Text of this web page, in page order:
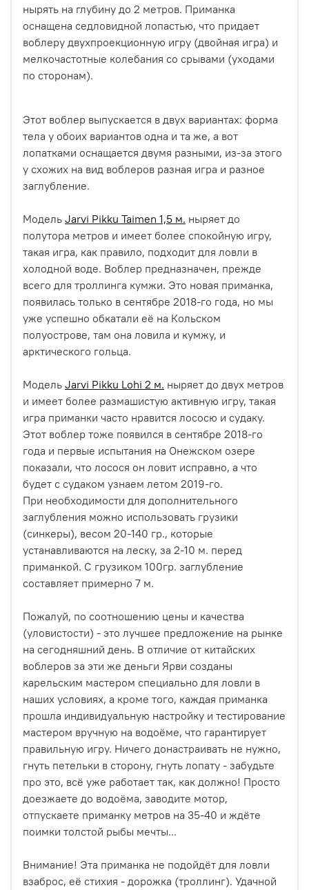
нырять на глубину до 2 метров. Приманка
оснащена седловидной лопастью, что придает
воблеру двухпроекционную игру (двойная игра) и
мелкочастотные колебания со срывами (уходами
по сторонам).
Этот воблер выпускается в двух вариантах: форма
тела у обоих вариантов одна и та же, а вот
лопатками оснащается двумя разными, из-за этого
у схожих на вид воблеров разная игра и разное
заглубление.
Модель Jarvi Pikku Taimen 1,5 м. ныряет до
полутора метров и имеет более спокойную игру,
такая игра, как правило, подходит для ловли в
холодной воде. Воблер предназначен, прежде
всего для троллинга кумжи. Это новая приманка,
появилась только в сентябре 2018-го года, но мы
уже успешно обкатали её на Кольском
полуострове, там она ловила и кумжу, и
арктического гольца.
Модель Jarvi Pikku Lohi 2 м. ныряет до двух метров
и имеет более размашистую активную игру, такая
игра приманки часто нравится лососю и судаку.
Этот воблер тоже появился в сентябре 2018-го
года и первые испытания на Онежском озере
показали, что лосося он ловит исправно, а что
будет с судаком узнаем летом 2019-го.
При необходимости для дополнительного
заглубления можно использовать грузики
(синкеры), весом 20-140 гр., которые
устанавливаются на леску, за 2-10 м. перед
приманкой. С грузиком 100гр. заглубление
составляет примерно 7 м.
Пожалуй, по соотношению цены и качества
(уловистости) - это лучшее предложение на рынке
на сегодняшний день. В отличие от китайских
воблеров за эти же деньги Ярви созданы
карельским мастером специально для ловли в
наших условиях, а кроме того, каждая приманка
прошла индивидуальную настройку и тестирование
мастером вручную на водоёме, что гарантирует
правильную игру. Ничего донастраивать не нужно,
гнуть петельки в сторону, гнуть лопату - забудьте
про это, всё уже работает так, как должно! Просто
доезжаете до водоёма, заводите мотор,
отпускаете приманку метров на 35-40 и ждёте
поимки толстой рыбы мечты...
Внимание! Эта приманка не подойдёт для ловли
взаброс, её стихия - дорожка (троллинг). Удачной